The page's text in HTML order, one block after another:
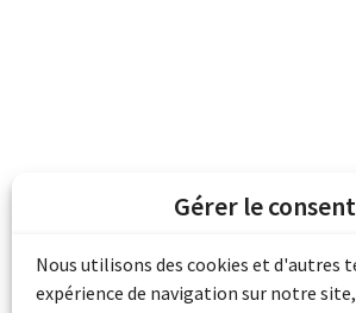
Gérer le
Nous utilisons des cookies et d'autres
expérience de navigation sur notre
Les archives du son
grâce au
pour les collectivités
d'aide aux musées